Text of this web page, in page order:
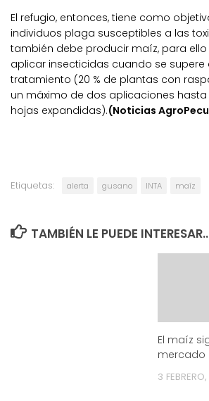
El refugio, entonces, tiene como
individuos plaga susceptibles a las
también debe producir maíz, para
aplicar insecticidas cuando se supere
tratamiento (20 % de plantas con
un máximo de dos aplicaciones hasta
hojas expandidas).(Noticias
Etiquetas: alerta gusano INTA maíz
TAMBIÉN LE PUEDE
El maíz
mercado
3